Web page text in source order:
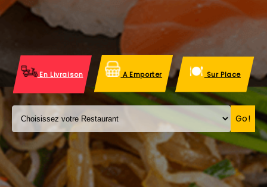
LA CARTE
VOS AVIS
MENTIONS LÉGALES
C.G.V
En Livraison A Emporter Sur Place
Go!